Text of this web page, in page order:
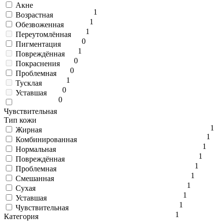
Акне
1
Возрастная
1
Обезвоженная
1
Переутомлённая
0
Пигментация
1
Повреждённая
0
Покраснения
0
Проблемная
1
Тусклая
0
Уставшая
0
Чувствительная
1
Тип кожи
Жирная
1
Комбинированная
1
Нормальная
1
Повреждённая
1
Проблемная
1
Смешанная
1
Сухая
1
Уставшая
1
Чувствительная
1
Категория